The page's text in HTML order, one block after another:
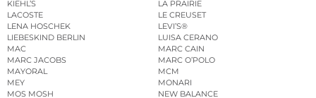
KIEHL’S
LA PRAIRIE
LACOSTE
LE CREUSET
LENA HOSCHEK
LEVI’S®
LIEBESKIND BERLIN
LUISA CERANO
MAC
MARC CAIN
MARC JACOBS
MARC O’POLO
MAYORAL
MCM
MEY
MONARI
MOS MOSH
NEW BALANCE